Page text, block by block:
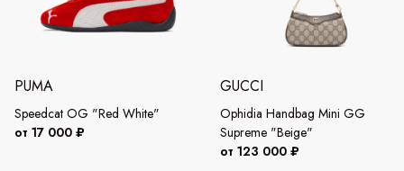
PUMA
Speedcat OG "Red White"
от 17 000 ₽
GUCCI
Ophidia Handbag Mini GG
Supreme "Beige"
от 123 000 ₽